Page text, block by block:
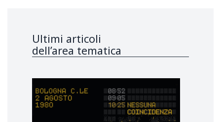
Ultimi articoli
dell’area tematica